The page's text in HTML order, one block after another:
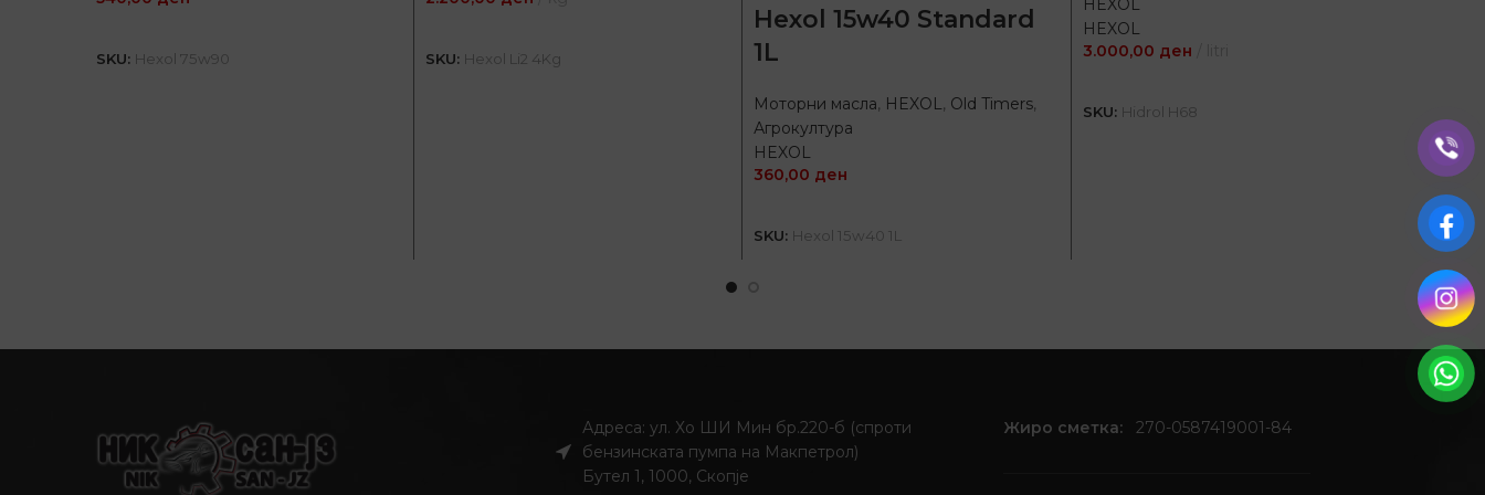
SKU: Hexol 75w90
SKU: Hexol Li2 4Kg
Hexol 15w40 Standard
1L
Моторни масла, HEXOL, Old Timers,
Агрокултура
HEXOL
360,00 ден
SKU: Hexol 15w40 1L
HEXOL
3.000,00 ден
SKU: Hidrol H68
Адреса: ул. Хо ШИ Мин бр.220-б (спроти
бензинската пумпа на Макпетрол)
Бутел 1, 1000, Скопје
Жиро сметка:270-0587419001-84